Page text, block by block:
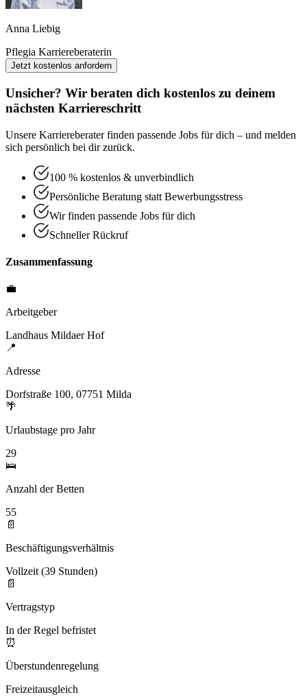
Anna Liebig
Pflegia Karriereberaterin
Jetzt kostenlos anfordern
Unsicher? Wir beraten dich kostenlos zu deinem
nächsten Karriereschritt
Unsere Karriereberater finden passende Jobs für dich – und melden
sich persönlich bei dir zurück.
100 % kostenlos & unverbindlich
Persönliche Beratung statt Bewerbungsstress
Wir finden passende Jobs für dich
Schneller Rückruf
Zusammenfassung
💼
Arbeitgeber
Landhaus Mildaer Hof
📍
Adresse
Dorfstraße 100, 07751 Milda
🌴
Urlaubstage pro Jahr
29
🛌
Anzahl der Betten
55
📄
Beschäftigungsverhältnis
Vollzeit (39 Stunden)
📄
Vertragstyp
In der Regel befristet
⏰
Überstundenregelung
Freizeitausgleich